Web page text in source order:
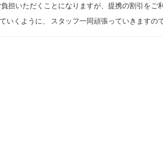
担いただくことになりますが、提携の割引をご
くように、 スタッフ一同頑張っていきますの